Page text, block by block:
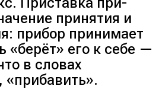
принятия и
прибор принимает
«берёт» его к себе —
в словах
«прибавить».